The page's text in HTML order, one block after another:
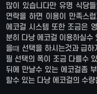
많이 있습니다만 유명 식당
연락을 하면 이용이 만족스
에코걸 시스템 또한 조금은
분히 다낭 에코걸 이용하실수
을떄 선택을 하시는것과 급
필 선택의 폭이 조금 다를수
뒤에 만날수 있는 에코걸좀
할수 있는 다낭 에코걸의 수